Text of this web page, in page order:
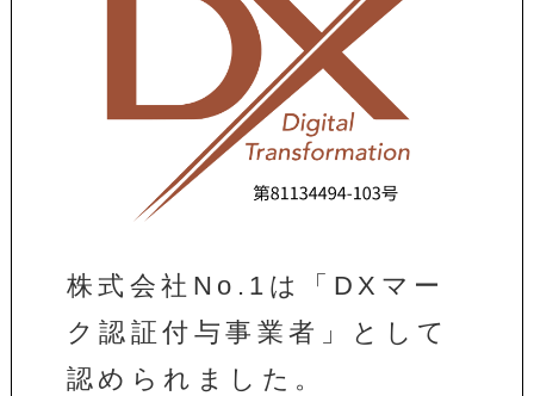
株式会社No.1は「DXマー
ク認証付与事業者」として
認められました。